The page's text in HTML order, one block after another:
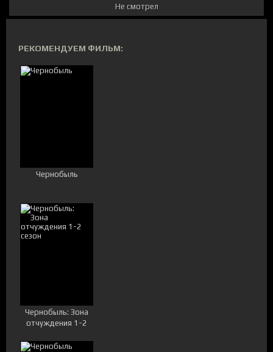
Не смотрел
РЕКОМЕНДУЕМ ФИЛЬМ:
Чернобыль
Чернобыль: Зона
отчуждения 1-2